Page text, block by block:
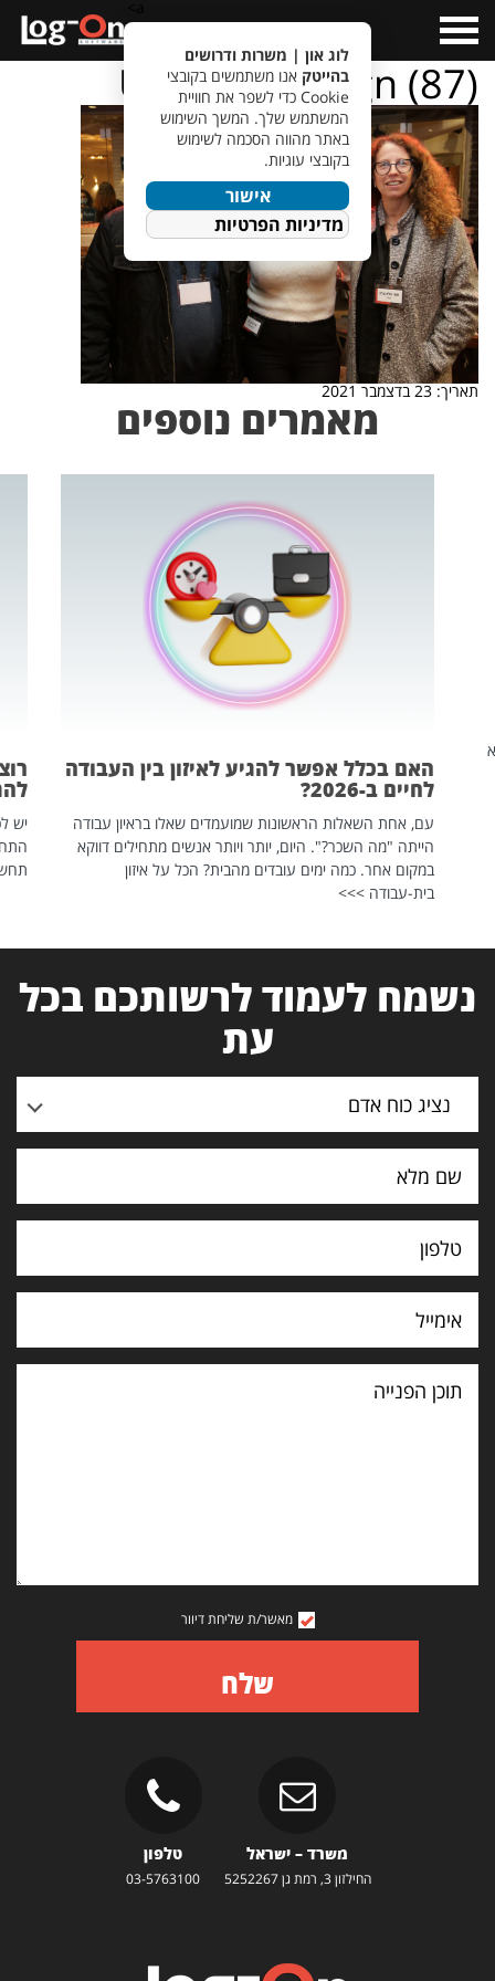
Menu
Untitled design (87)
תאריך: 23 בדצמבר 2021
מאמרים נוספים
האם בכלל אפשר להגיע לאיזון בין העבודה
לחיים ב-2026?
עם, אחת השאלות הראשונות שמועמדים שאלו בראיון עבודה
הייתה "מה השכר?". היום, יותר ויותר אנשים מתחילים דווקא
במקום אחר. כמה ימים עובדים מהבית? הכל על איזון
בית-עבודה >>>
יש
נשמח לעמוד לרשותכם בכל
עת
נציג כוח אדם
תוכן
הפנייה
מאשר/ת שליחת דיוור
שלח
משרד – ישראל
החילזון 3, רמת גן 5252267
טלפון
03-5763100
לוג און | משרות ודרושים
בהייטק אנו משתמשים בקובצי
Cookie כדי לשפר את חוויית
המשתמש שלך. המשך השימוש
באתר מהווה הסכמה לשימוש
בקובצי עוגיות.
אישור
מדיניות הפרטיות